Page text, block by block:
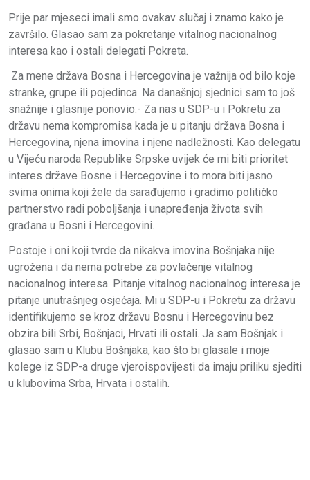
Prije par mjeseci imali smo ovakav slučaj i znamo kako je
završilo. Glasao sam za pokretanje vitalnog nacionalnog
interesa kao i ostali delegati Pokreta.
Za mene država Bosna i Hercegovina je važnija od bilo koje
stranke, grupe ili pojedinca. Na današnjoj sjednici sam to još
snažnije i glasnije ponovio.- Za nas u SDP-u i Pokretu za
državu nema kompromisa kada je u pitanju država Bosna i
Hercegovina, njena imovina i njene nadležnosti. Kao delegatu
u Vijeću naroda Republike Srpske uvijek će mi biti prioritet
interes države Bosne i Hercegovine i to mora biti jasno
svima onima koji žele da sarađujemo i gradimo političko
partnerstvo radi poboljšanja i unapređenja života svih
građana u Bosni i Hercegovini.
Postoje i oni koji tvrde da nikakva imovina Bošnjaka nije
ugrožena i da nema potrebe za povlačenje vitalnog
nacionalnog interesa. Pitanje vitalnog nacionalnog interesa je
pitanje unutrašnjeg osjećaja. Mi u SDP-u i Pokretu za državu
identifikujemo se kroz državu Bosnu i Hercegovinu bez
obzira bili Srbi, Bošnjaci, Hrvati ili ostali. Ja sam Bošnjak i
glasao sam u Klubu Bošnjaka, kao što bi glasale i moje
kolege iz SDP-a druge vjeroispovijesti da imaju priliku sjediti
u klubovima Srba, Hrvata i ostalih.